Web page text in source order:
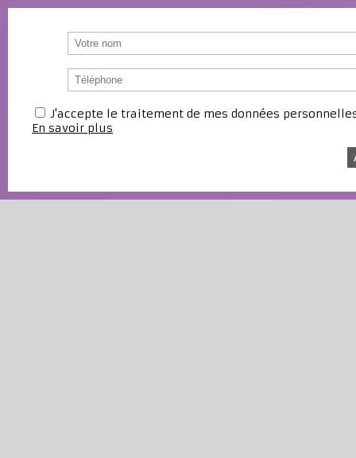
J'accepte le traitement de mes données
En savoir plus